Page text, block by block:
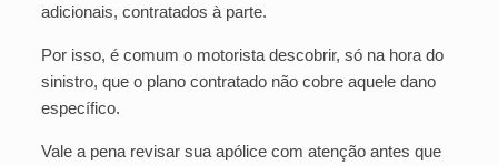
adicionais, contratados à parte.
Por isso, é comum o motorista descobrir, só na hora do
sinistro, que o plano contratado não cobre aquele dano
específico.
Vale a pena revisar sua apólice com atenção antes que